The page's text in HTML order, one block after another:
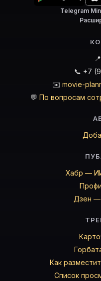
Telegram
📞 +7
✉️ movie-
💬 По вопросам
Хабр —
Дзен —
Как
Список